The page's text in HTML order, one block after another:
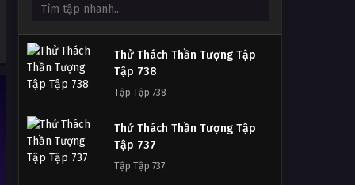
Thử Thách Thần Tượng Tập
Tập 738
Tập Tập 738
Thử Thách Thần Tượng Tập
Tập 737
Tập Tập 737
666
Thử Thách Thần Tượng Tập
Thử Thách Thần Tượng Tập